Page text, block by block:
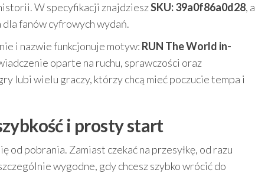
W specyfikacji znajdzieszSKU: 39a0f86a0d28, a
fanów cyfrowych wydań.
i nazwie funkcjonuje motyw: RUN The World in-
oparte na ruchu, sprawczości oraz
lubi wielu graczy, którzy chcą mieć poczucie tempa i
i prosty start
od pobrania. Zamiast czekać na przesyłkę, od razu
wygodne, gdy chcesz szybko wrócić do